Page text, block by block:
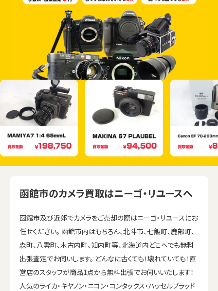
函館市のカメラ買取はニーゴ・リユースへ
函館市及び近郊でカメラをご売却の際はニーゴ・リユースにお
任せください。 函館市内はもちろん、北斗市、七飯町、鹿部町、
森町、八雲町、木古内町、知内町等、北海道内どこへでも無料
出張査定でお伺いします。 どんなに古くても！壊れていても！直
営店のスタッフが商品1点から無料出張でお伺いいたします！
人気のライカ・キヤノン・ニコン・コンタックス・ハッセルブラッド